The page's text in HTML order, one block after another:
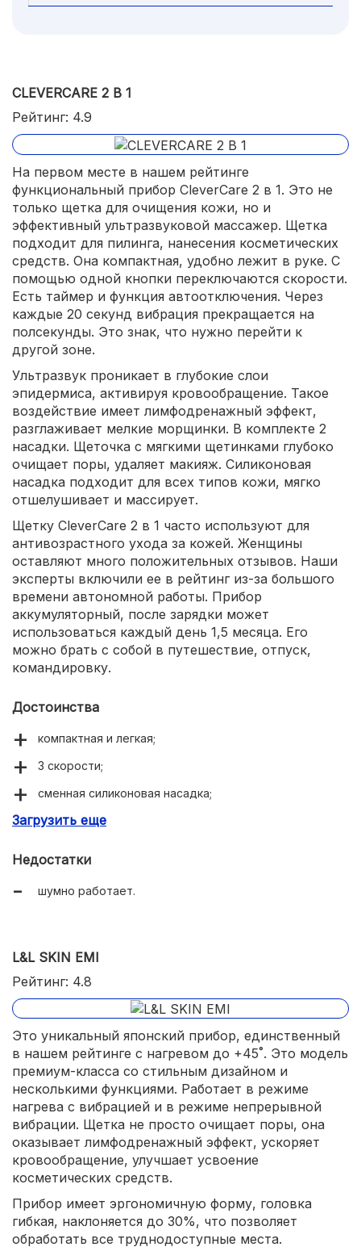
CLEVERCARE 2 В 1
Рейтинг: 4.9
На первом месте в нашем рейтинге
функциональный прибор CleverCare 2 в 1. Это не
только щетка для очищения кожи, но и
эффективный ультразвуковой массажер. Щетка
подходит для пилинга, нанесения косметических
средств. Она компактная, удобно лежит в руке. С
помощью одной кнопки переключаются скорости.
Есть таймер и функция автоотключения. Через
каждые 20 секунд вибрация прекращается на
полсекунды. Это знак, что нужно перейти к
другой зоне.
Ультразвук проникает в глубокие слои
эпидермиса, активируя кровообращение. Такое
воздействие имеет лимфодренажный эффект,
разглаживает мелкие морщинки. В комплекте 2
насадки. Щеточка с мягкими щетинками глубоко
очищает поры, удаляет макияж. Силиконовая
насадка подходит для всех типов кожи, мягко
отшелушивает и массирует.
Щетку CleverCare 2 в 1 часто используют для
антивозрастного ухода за кожей. Женщины
оставляют много положительных отзывов. Наши
эксперты включили ее в рейтинг из-за большого
времени автономной работы. Прибор
аккумуляторный, после зарядки может
использоваться каждый день 1,5 месяца. Его
можно брать с собой в путешествие, отпуск,
командировку.
Достоинства
компактная и легкая;
3 скорости;
сменная силиконовая насадка;
эффективный ультразвуковой массаж;
подставка и крышка для хранения.
Загрузить еще
Недостатки
шумно работает.
L&L SKIN EMI
Рейтинг: 4.8
Это уникальный японский прибор, единственный
в нашем рейтинге с нагревом до +45˚. Это модель
премиум-класса со стильным дизайном и
несколькими функциями. Работает в режиме
нагрева с вибрацией и в режиме непрерывной
вибрации. Щетка не просто очищает поры, она
оказывает лимфодренажный эффект, ускоряет
кровообращение, улучшает усвоение
косметических средств.
Прибор имеет эргономичную форму, головка
гибкая, наклоняется до 30%, что позволяет
обработать все труднодоступные места.